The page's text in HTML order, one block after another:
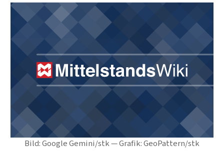
Bild: Google Gemini/stk — Grafik: GeoPattern/stk